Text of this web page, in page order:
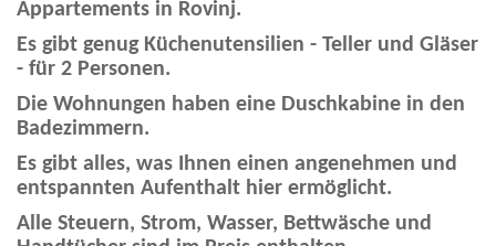
Appartements in Rovinj.
Es gibt genug Küchenutensilien - Teller und Gläser
- für 2 Personen.
Die Wohnungen haben eine Duschkabine in den
Badezimmern.
Es gibt alles, was Ihnen einen angenehmen und
entspannten Aufenthalt hier ermöglicht.
Alle Steuern, Strom, Wasser, Bettwäsche und